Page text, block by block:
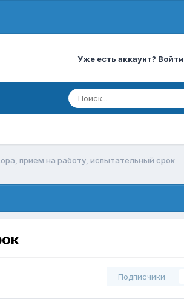
Уже есть аккаунт? Войти
прием на работу, испытательный срок
Подписчики